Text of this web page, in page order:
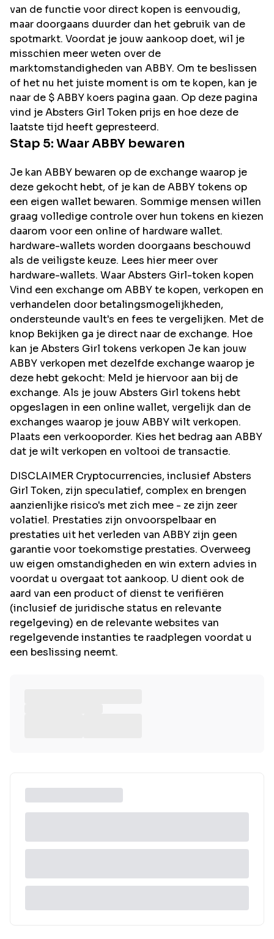
van de functie voor direct kopen is eenvoudig,
maar doorgaans duurder dan het gebruik van de
spotmarkt. Voordat je jouw aankoop doet, wil je
misschien meer weten over de
marktomstandigheden van ABBY. Om te beslissen
of het nu het juiste moment is om te kopen, kan je
naar de $ ABBY koers pagina gaan. Op deze pagina
vind je Absters Girl Token prijs en hoe deze de
laatste tijd heeft gepresteerd.
Stap 5: WaarABBY bewaren
Je kan ABBY bewaren op de exchange waarop je
deze gekocht hebt, of je kan de ABBY tokens op
een eigen wallet bewaren. Sommige mensen willen
graag volledige controle over hun tokens en kiezen
daarom voor een online of hardware wallet.
hardware-wallets worden doorgaans beschouwd
als de veiligste keuze. Lees hier meer over
hardware-wallets. Waar Absters Girl-token kopen
Vind een exchange om ABBY te kopen, verkopen en
verhandelen door betalingsmogelijkheden,
ondersteunde vault's en fees te vergelijken. Met de
knop Bekijken ga je direct naar de exchange. Hoe
kan je Absters Girl tokens verkopen Je kan jouw
ABBY verkopen met dezelfde exchange waarop je
deze hebt gekocht: Meld je hiervoor aan bij de
exchange. Als je jouw Absters Girl tokens hebt
opgeslagen in een online wallet, vergelijk dan de
exchanges waarop je jouw ABBY wilt verkopen.
Plaats een verkooporder. Kies het bedrag aan ABBY
dat je wilt verkopen en voltooi de transactie.
DISCLAIMER Cryptocurrencies, inclusief Absters
Girl Token, zijn speculatief, complex en brengen
aanzienlijke risico's met zich mee - ze zijn zeer
volatiel. Prestaties zijn onvoorspelbaar en
prestaties uit het verleden van ABBY zijn geen
garantie voor toekomstige prestaties. Overweeg
uw eigen omstandigheden en win extern advies in
voordat u overgaat tot aankoop. U dient ook de
aard van een product of dienst te verifiëren
(inclusief de juridische status en relevante
regelgeving) en de relevante websites van
regelgevende instanties te raadplegen voordat u
een beslissing neemt.